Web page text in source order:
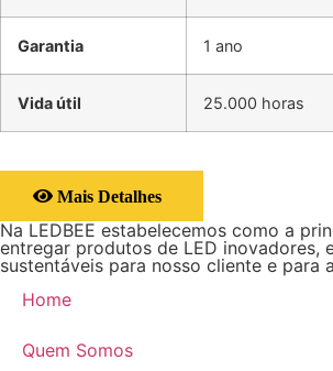
Garantia 1 ano
Vida útil 25.000 horas
Mais Detalhes
Na LEDBEE estabelecemos como a
entregar produtos de LED inovadores,
sustentáveis para nosso cliente e para
Home
Quem Somos